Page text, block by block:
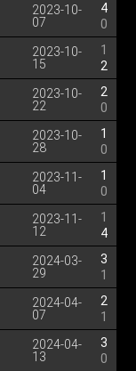
2023-10-
07
4
0
2023-10-
15
1
2
2023-10-
22
2
0
2023-10-
28
1
0
2023-11-
04
1
0
2023-11-
12
1
4
2024-03-
29
3
1
2024-04-
07
2
1
2024-04-
13
3
0